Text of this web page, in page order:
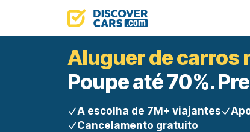
Aluguer de carros
Poupe até 70%.
A escolha de 7M+ viajantes
Cancelamento gratuito